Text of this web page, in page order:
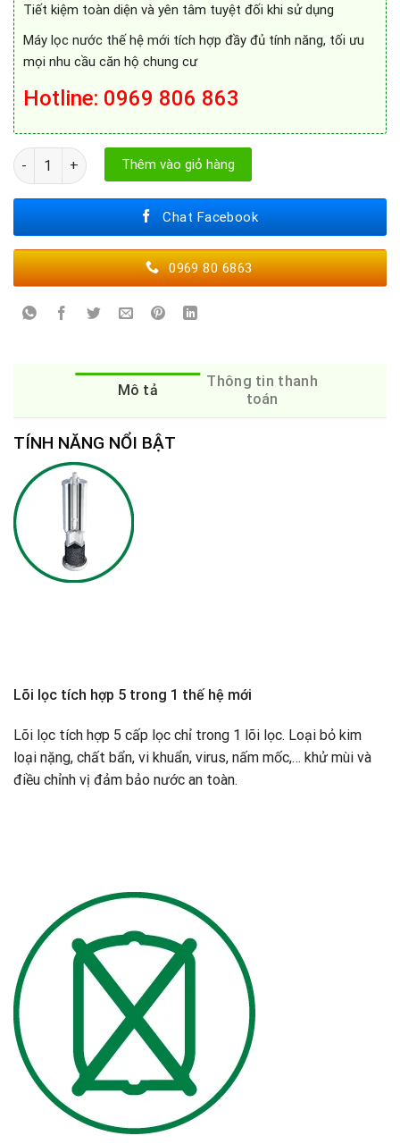
Tiết kiệm toàn diện và yên tâm tuyệt đối khi sử dụng
Máy lọc nước thế hệ mới tích hợp đầy đủ tính năng, tối ưu
mọi nhu cầu căn hộ chung cư
Hotline: 0969 806 863
Máy Lọc Nước A. O. Smith R400S số lượng
Thêm vào giỏ hàng
Chat Facebook
0969 80 6863
Mô tả
Thông tin thanh
toán
TÍNH NĂNG NỔI BẬT
Lõi lọc tích hợp 5 trong 1 thế hệ mới
Lõi lọc tích hợp 5 cấp lọc chỉ trong 1 lõi lọc. Loại bỏ kim
loại nặng, chất bẩn, vi khuẩn, virus, nấm mốc,… khử mùi và
điều chỉnh vị đảm bảo nước an toàn.